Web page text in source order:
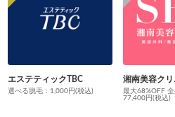
エステティックTBC
選べる脱毛：1,000円(税込)
湘南美容クリ
最大68%OFF 全
77,400円(税込)